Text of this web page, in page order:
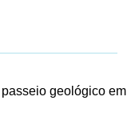
passeio geológico em